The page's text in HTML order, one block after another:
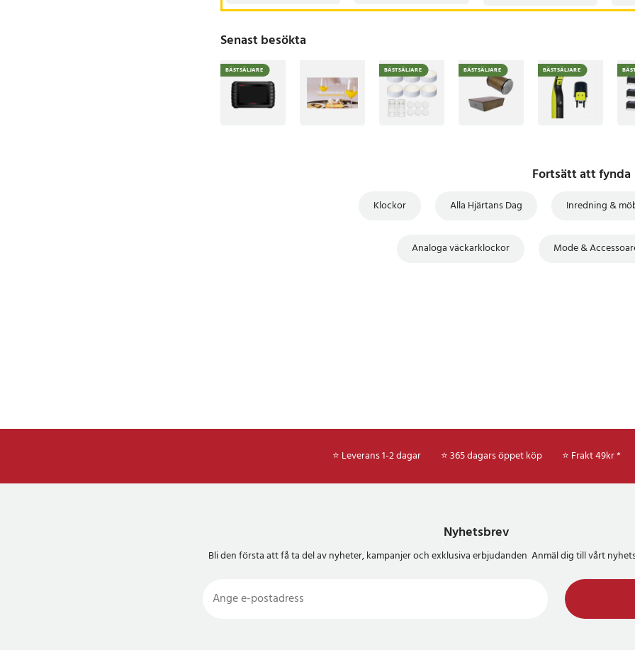
Senast besökta
BÄSTSÄLJARE BÄSTSÄLJARE BÄSTSÄLJARE BÄSTSÄLJARE
Fortsätt att fynda
Klockor Alla Hjärtans Dag Inredning &
Analoga väckarklockor Mode &
⭐ Leverans 1-2 dagar ⭐ 365 dagars öppet köp ⭐ Frakt 49kr *
Nyhetsbrev
Bli den första att få ta del av nyheter, kampanjer och exklusiva erbjudanden Anmäl dig till vårt